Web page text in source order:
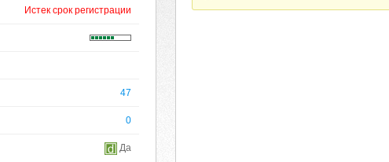
Истек срок регистрации
47
0
Да